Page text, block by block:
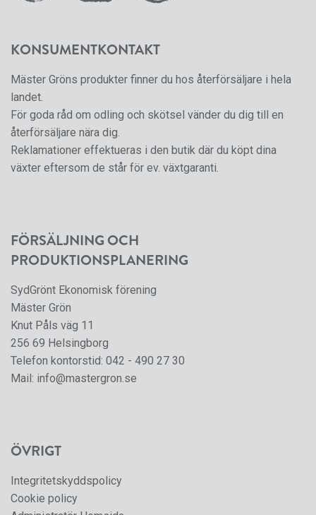
KONSUMENTKONTAKT
Mäster Gröns produkter finner du hos återförsäljare i hela
landet.
För goda råd om odling och skötsel vänder du dig till en
återförsäljare nära dig.
Reklamationer effektueras i den butik där du köpt dina
växter eftersom de står för ev. växtgaranti.
FÖRSÄLJNING OCH
PRODUKTIONSPLANERING
SydGrönt Ekonomisk förening
Mäster Grön
Knut Påls väg 11
256 69 Helsingborg
Telefon kontorstid: 042 - 490 27 30
Mail: info@mastergron.se
ÖVRIGT
Integritetskyddspolicy
Cookie policy